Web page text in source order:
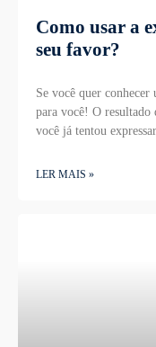
Como usar a
seu favor?
Se você quer conhecer
para você! O resultado
você já tentou expressar
LER MAIS »